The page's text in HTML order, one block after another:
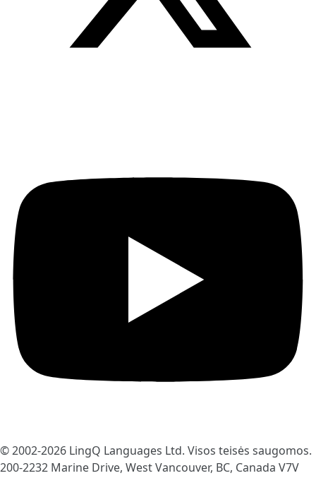
© 2002-2026 LingQ Languages Ltd. Visos teisės saugomos.
200-2232 Marine Drive, West Vancouver, BC, Canada V7V